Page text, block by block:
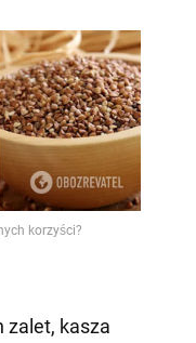
korzyści?
zalet, kasza